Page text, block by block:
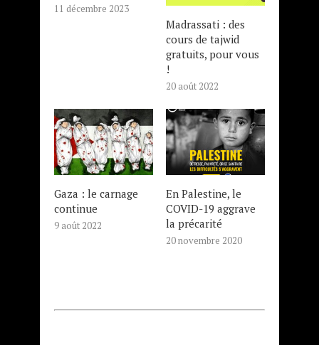
11 décembre 2023
Madrassati : des
cours de tajwid
gratuits, pour vous
!
20 août 2022
Gaza : le carnage
continue
9 août 2022
En Palestine, le
COVID-19 aggrave
la précarité
20 novembre 2020